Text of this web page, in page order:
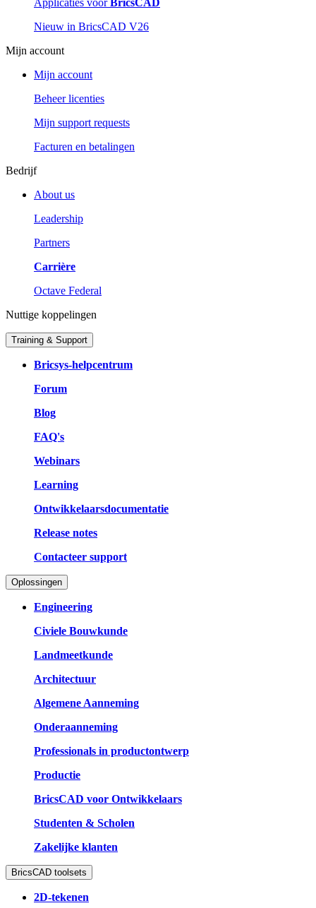
Applicaties voor BricsCAD
Nieuw in BricsCAD V26
Mijn account
Mijn account
Beheer licenties
Mijn support requests
Facturen en betalingen
Bedrijf
About us
Leadership
Partners
Carrière
Octave Federal
Nuttige koppelingen
Training & Support
Bricsys-helpcentrum
Forum
Blog
FAQ's
Webinars
Learning
Ontwikkelaarsdocumentatie
Release notes
Contacteer support
Oplossingen
Engineering
Civiele Bouwkunde
Landmeetkunde
Architectuur
Algemene Aanneming
Onderaanneming
Professionals in productontwerp
Productie
BricsCAD voor Ontwikkelaars
Studenten & Scholen
Zakelijke klanten
BricsCAD toolsets
2D-tekenen